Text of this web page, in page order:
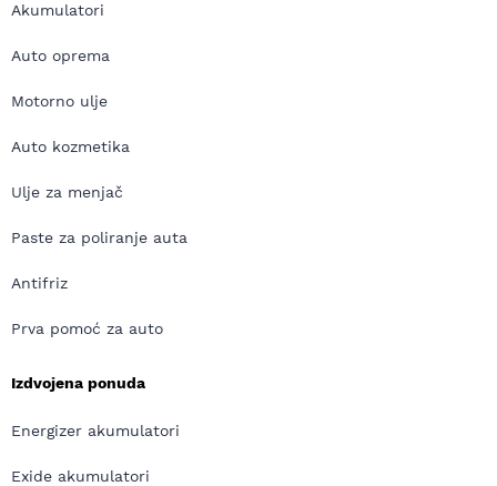
Akumulatori
Auto oprema
Motorno ulje
Auto kozmetika
Ulje za menjač
Paste za poliranje auta
Antifriz
Prva pomoć za auto
Izdvojena ponuda
Energizer akumulatori
Exide akumulatori